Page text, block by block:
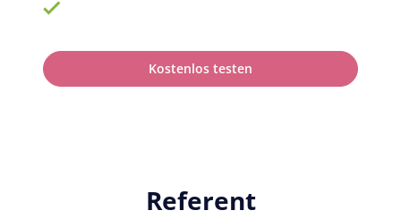
Kostenlos testen
Referent